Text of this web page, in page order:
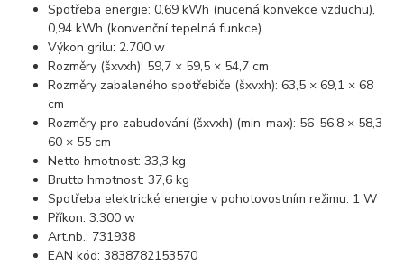
Spotřeba energie: 0,69 kWh (nucená konvekce vzduchu),
0,94 kWh (konvenční tepelná funkce)
Výkon grilu: 2.700 w
Rozměry (šxvxh): 59,7 × 59,5 × 54,7 cm
Rozměry zabaleného spotřebiče (šxvxh): 63,5 × 69,1 × 68
cm
Rozměry pro zabudování (šxvxh) (min-max): 56-56,8 × 58,3-
60 × 55 cm
Netto hmotnost: 33,3 kg
Brutto hmotnost: 37,6 kg
Spotřeba elektrické energie v pohotovostním režimu: 1 W
Příkon: 3.300 w
Art.nb.: 731938
EAN kód: 3838782153570